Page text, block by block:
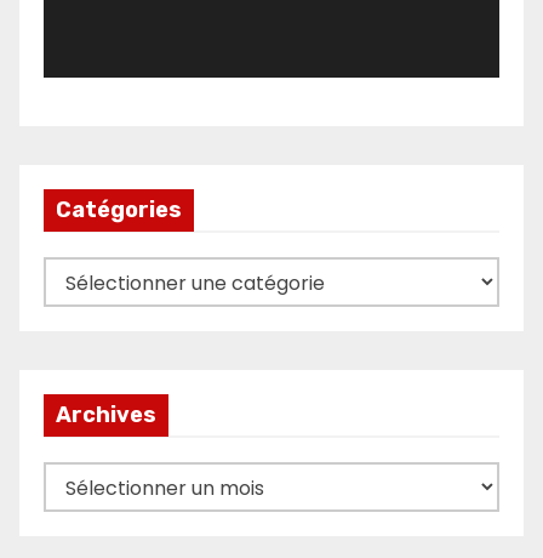
Catégories
Catégories
Archives
Archives